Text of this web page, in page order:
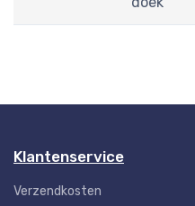
Klantenservice
Verzendkosten